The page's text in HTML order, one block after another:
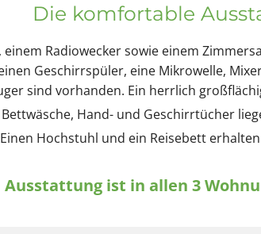
Die komfortable
Radiowecker sowie einem
Geschirrspüler, eine Mikrowelle,
sind vorhanden. Ein herrlich
Bettwäsche, Hand- und Geschirrtücher
Einen Hochstuhl und ein Reisebett
Ausstattung ist in allen 3